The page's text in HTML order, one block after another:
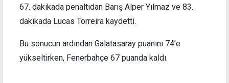
67. dakikada penaltıdan Barış Alper Yılmaz ve 83.
dakikada Lucas Torreira kaydetti.
Bu sonucun ardından Galatasaray puanını 74’e
yükseltirken, Fenerbahçe 67 puanda kaldı.